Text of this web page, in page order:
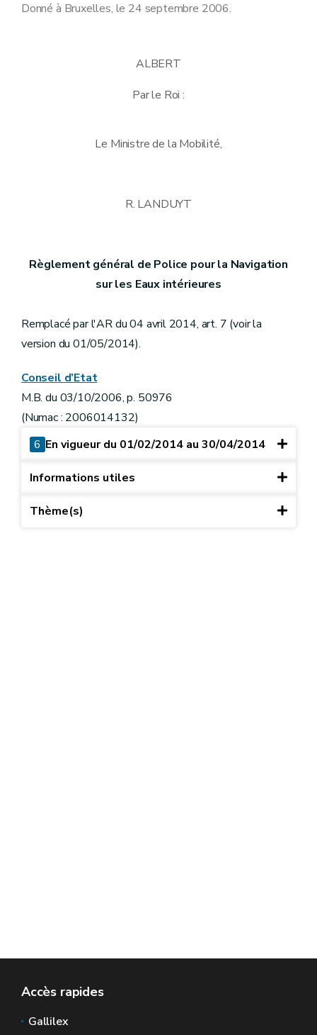
Donné à Bruxelles, le 24 septembre 2006.
ALBERT
Par le Roi :
Le Ministre de la Mobilité,
R. LANDUYT
Règlement général de Police pour la Navigation
sur les Eaux intérieures
Remplacé par l'AR du 04 avril 2014, art. 7 (voir la
version du 01/05/2014).
Conseil d’Etat
M.B. du 03/10/2006, p. 50976
(Numac : 2006014132)
6 En vigueur du 01/02/2014 au 30/04/2014
Informations utiles
Thème(s)
Accès rapides
Gallilex